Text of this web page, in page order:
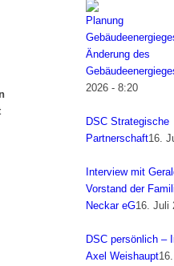
Änderung des
2026 - 8:20
DSC Strategische
Partnerschaft16.
Interview mit
Vorstand der
Neckar eG16. Juli
DSC persönlich –
Axel Weishaupt